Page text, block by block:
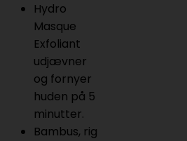
Hydro
Masque
Exfoliant
udjævner
og fornyer
huden på 5
minutter.
Bambus, rig